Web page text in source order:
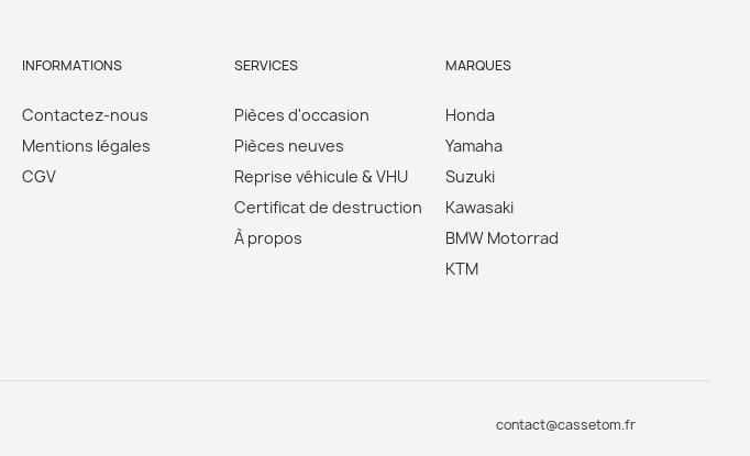
INFORMATIONS
Contactez-nous
Mentions légales
CGV
SERVICES
Pièces d'occasion
Pièces neuves
Reprise véhicule & VHU
Certificat de destruction
À propos
MARQUES
Honda
Yamaha
Suzuki
Kawasaki
BMW Motorrad
KTM
contact@cassetom.fr